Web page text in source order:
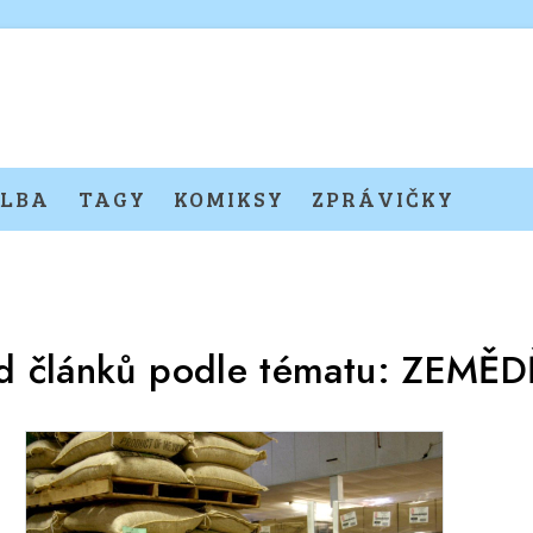
TAGY KOMIKSY ZPRÁVIČKY
článků podle tématu: